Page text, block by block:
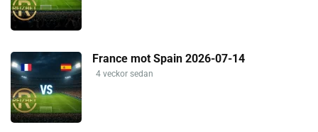
France mot Spain 2026-07-14
4 veckor sedan